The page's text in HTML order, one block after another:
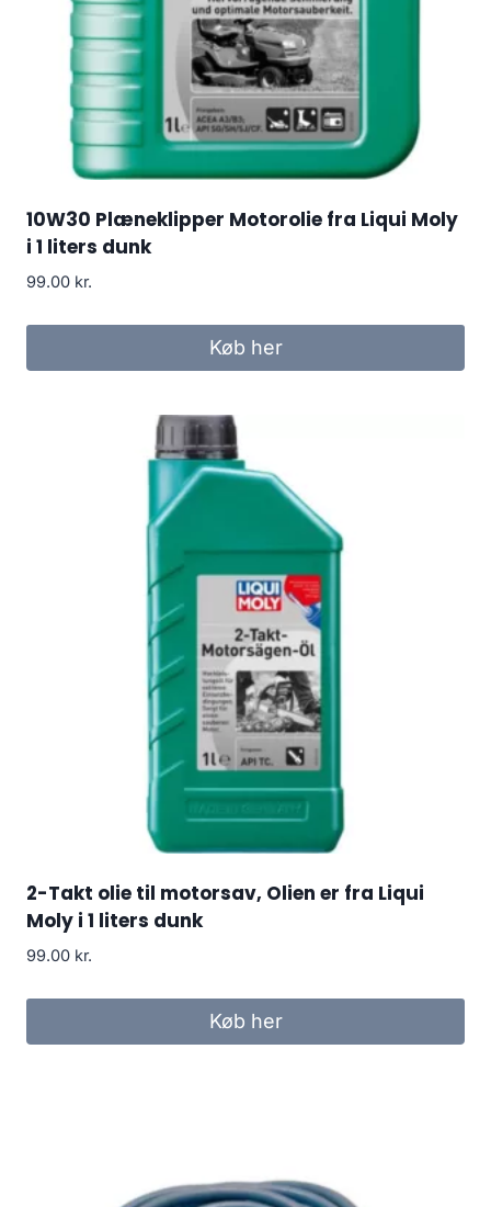
10W30 Plæneklipper Motorolie fra Liqui Moly
i 1 liters dunk
99.00 kr.
Køb her
2-Takt olie til motorsav, Olien er fra Liqui
Moly i 1 liters dunk
99.00 kr.
Køb her